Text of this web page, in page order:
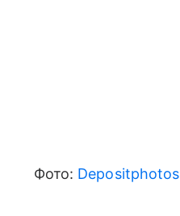
Фото: Depositphotos